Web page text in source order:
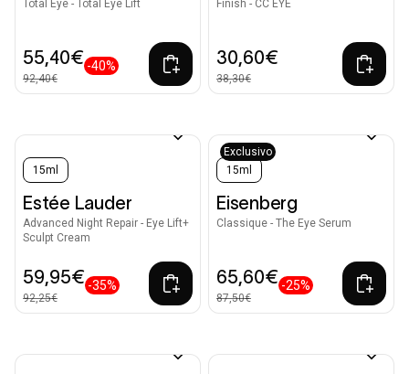
Total Eye - Total Eye Lift
55,40€
92,40€
-40%
Finish - CC EYE
30,60€
38,30€
15ml
Estée Lauder
Advanced Night Repair - Eye Lift+
Sculpt Cream
59,95€
92,25€
-35%
Exclusivo
15ml
Eisenberg
Classique - The Eye Serum
65,60€
87,50€
-25%